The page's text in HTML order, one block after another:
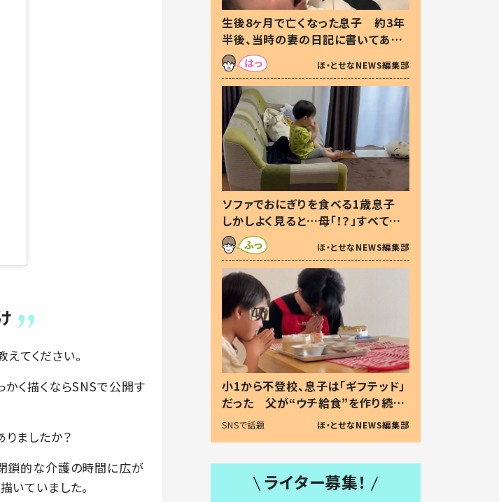
てください。
かく描くならSNSで公開す
ましたか？
鎖的な介護の時間に広が
いていました。
生後8ヶ月で亡くなった息子 約3年
半後、当時の妻の日記に書いてあっ
た本音とは
ほ・とせなNEWS編集部
ソファでおにぎりを食べる1歳息子
しかしよく見ると…母「！？」すべてを
察した母の投稿に「可愛いから許
す！」「現行犯〜」
ほ・とせなNEWS編集部
小1から不登校、息子は「ギフテッド」
だった 父が“ウチ給食”を作り続け
る理由とは #令和の親 #令和の子
SNSで話題 ほ・とせなNEWS編集部
ライター募集！